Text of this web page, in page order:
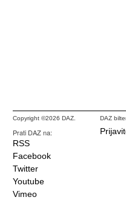
Copyright ©2026 DAZ.
Prati DAZ na:
RSS
Facebook
Twitter
Youtube
Vimeo
DAZ